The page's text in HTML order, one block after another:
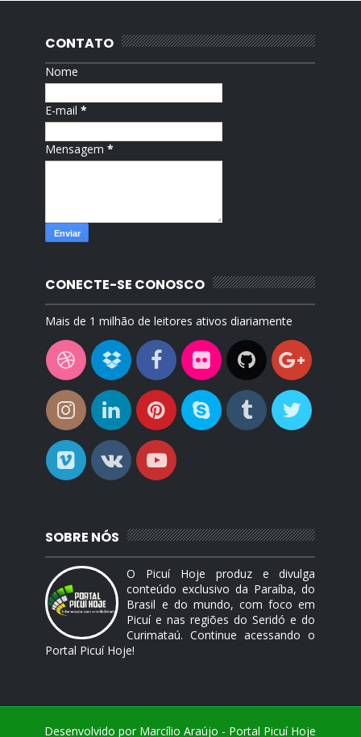
CONTATO
Nome
E-mail*
Mensagem*
CONECTE-SE CONOSCO
Mais de 1 milhão de leitores ativos diariamente
SOBRE NÓS
O Picuí Hoje produz e divulga
conteúdo exclusivo da Paraíba, do
Brasil e do mundo, com foco em
Picuí e nas regiões do Seridó e do
Curimataú. Continue acessando o
Portal Picuí Hoje!
Desenvolvido por Marcílio Araújo - Portal Picuí Hoje